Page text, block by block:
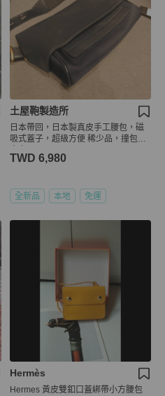
土屋鞄製造所
日本帶回，日本製真皮手工腰包，磁
吸式蓋子，超級方便 稀少品，撞包機
TWD 6,980
全新品 本地 免運
Hermès
Hermes 黃皮雙釦口蓋綁帶小方腰包